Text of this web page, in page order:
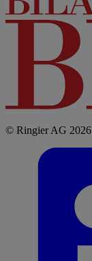
© Ringier AG 2026